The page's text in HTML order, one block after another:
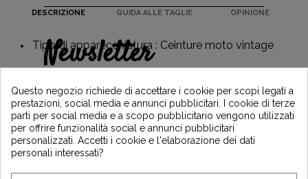
DESCRIZIONE GUIDA ALLE TAGLIE OPINIONE
Tipo di apparecchiatura : Ceinture moto vintage
Newsletter
iscrivendoti e resta informato sulle ultime
notizie di Vintage Motors
*Dès 99€ d'achat. En vous abonnant à notre newsletter, vous reconnaissez avoir pris
l'acceptez.
Questo negozio richiede di accettare i cookie per scopi legati a
prestazioni, social media e annunci pubblicitari. I cookie di terze
parti per social media e a scopo pubblicitario vengono utilizzati
per offrire funzionalità social e annunci pubblicitari
personalizzati. Accetti i cookie e l'elaborazione dei dati
personali interessati?